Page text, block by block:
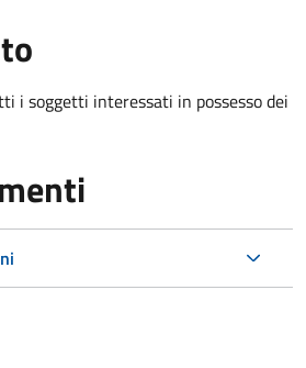
i soggetti interessati in possesso dei